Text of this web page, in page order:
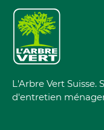
L'Arbre Vert Suisse.
d'entretien